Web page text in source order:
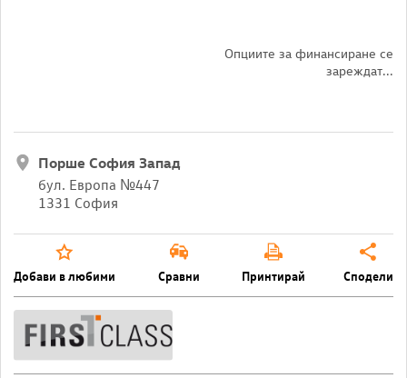
Опциите за финансиране се
зареждат...
Порше София Запад
бул. Европа №447
1331 София
Добави в любими Сравни Принтирай Сподели